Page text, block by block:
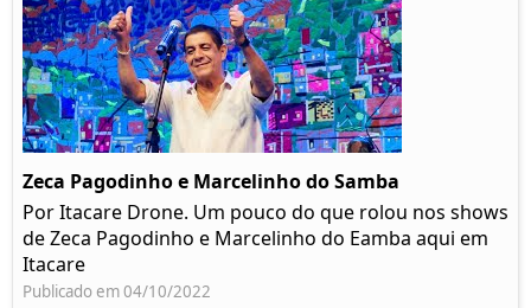
Zeca Pagodinho e Marcelinho do Samba
Por Itacare Drone. Um pouco do que rolou nos shows
de Zeca Pagodinho e Marcelinho do Eamba aqui em
Itacare
Publicado em 04/10/2022